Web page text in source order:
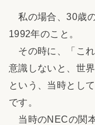
私の場合、30歳
1992年のこと。
その時に、「こ
意識しないと、世
という、当時とし
です。
当時のNECの関